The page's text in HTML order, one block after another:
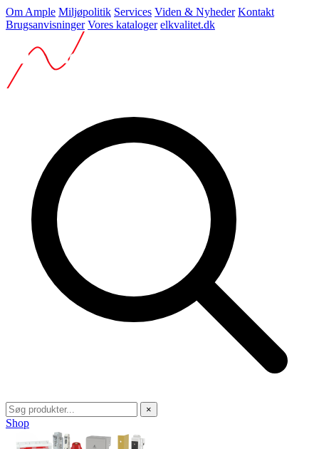
Om Ample Miljøpolitik Services Viden & Nyheder Kontakt
Brugsanvisninger Vores kataloger elkvalitet.dk
×
Shop